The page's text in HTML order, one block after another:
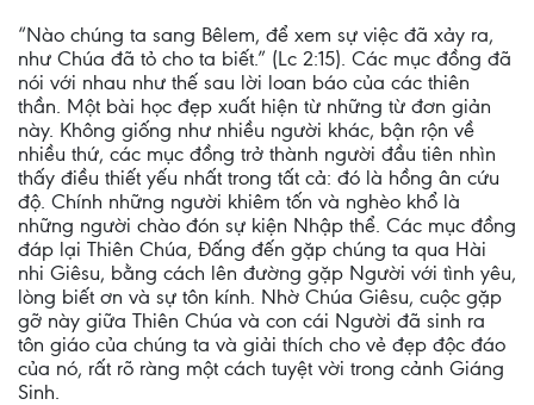
“Nào chúng ta sang Bêlem, để xem sự việc đã xảy ra,
như Chúa đã tỏ cho ta biết.” (Lc 2:15). Các mục đồng đã
nói với nhau như thế sau lời loan báo của các thiên
thần. Một bài học đẹp xuất hiện từ những từ đơn giản
này. Không giống như nhiều người khác, bận rộn về
nhiều thứ, các mục đồng trở thành người đầu tiên nhìn
thấy điều thiết yếu nhất trong tất cả: đó là hồng ân cứu
độ. Chính những người khiêm tốn và nghèo khổ là
những người chào đón sự kiện Nhập thể. Các mục đồng
đáp lại Thiên Chúa, Đấng đến gặp chúng ta qua Hài
nhi Giêsu, bằng cách lên đường gặp Người với tình yêu,
lòng biết ơn và sự tôn kính. Nhờ Chúa Giêsu, cuộc gặp
gỡ này giữa Thiên Chúa và con cái Người đã sinh ra
tôn giáo của chúng ta và giải thích cho vẻ đẹp độc đáo
của nó, rất rõ ràng một cách tuyệt vời trong cảnh Giáng
Sinh.